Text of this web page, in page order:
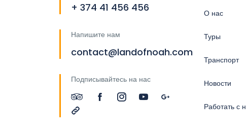
+ 374 41 456 456
Напишите нам
contact@landofnoah.com
Подписывайтесь на нас
О нас
Туры
Транспорт
Новости
Работать с